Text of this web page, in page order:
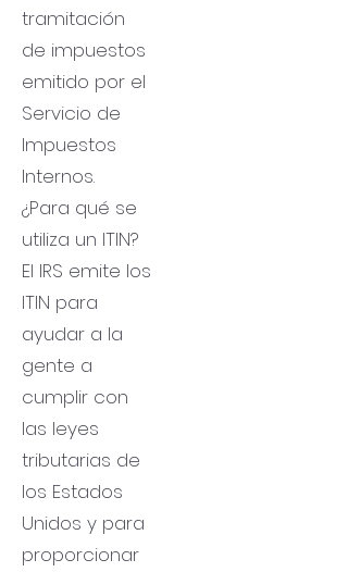
tramitación
de impuestos
emitido por el
Servicio de
Impuestos
Internos.
¿Para qué se
utiliza un ITIN?
El IRS emite los
ITIN para
ayudar a la
gente a
cumplir con
las leyes
tributarias de
los Estados
Unidos y para
proporcionar